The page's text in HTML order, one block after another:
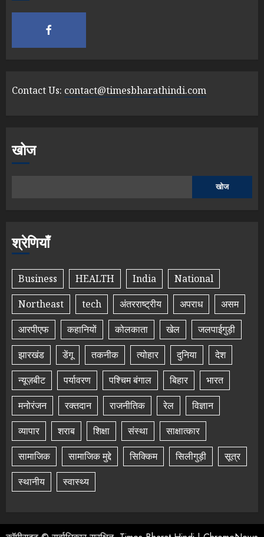
Contact Us: contact@timesbharathindi.com
खोज
खोज
श्रेणियाँ
Business HEALTH India
National
Northeast
tech अंतरराष्ट्रीय अपराध
असम
आरपीएफ
कहानियों कोलकाता खेल
जलपाईगुड़ी
झारखंड
डेंगू तकनीक त्योहार दुनिया
देश
न्यूज़बीट
पर्यावरण पश्चिम बंगाल बिहार
भारत
मनोरंजन
रक्तदान राजनीतिक रेल
विज्ञान
व्यापार
शराब शिक्षा संस्था
साक्षात्कार
सामाजिक
सामाजिक मुद्दे सिक्किम सिलीगुड़ी
सूत्र
स्थानीय
स्वास्थ्य